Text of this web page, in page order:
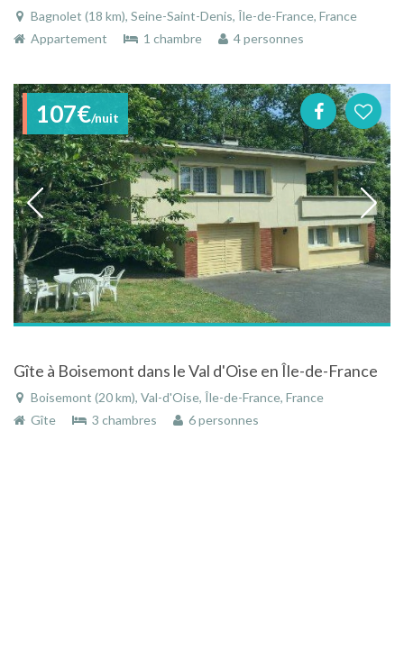
Bagnolet (18 km), Seine-Saint-Denis, Île-de-France, France
Appartement
1 chambre 4 personnes
107€/nuit
Gîte à Boisemont dans le Val d'Oise en Île-de-France
Boisemont (20 km), Val-d'Oise, Île-de-France, France
Gîte
3 chambres 6 personnes